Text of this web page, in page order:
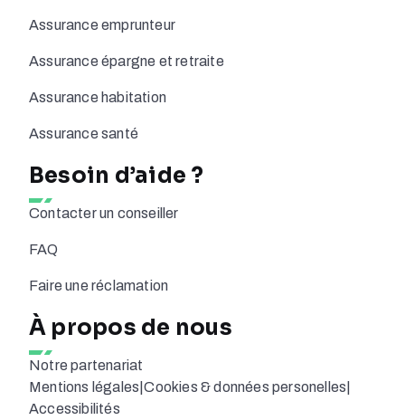
Assurance emprunteur
Assurance épargne et retraite
Assurance habitation
Assurance santé
Besoin d’aide ?
Contacter un conseiller
FAQ
Faire une réclamation
À propos de nous
Notre partenariat
Mentions légales |Cookies & données personelles
Accessibilités